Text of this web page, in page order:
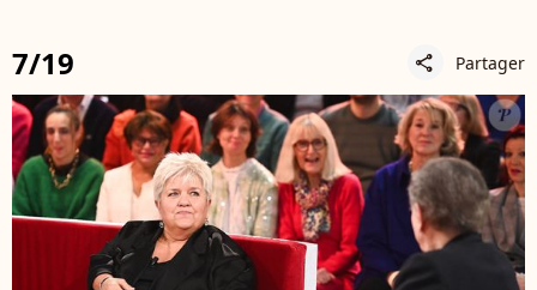
7/19 share Partager